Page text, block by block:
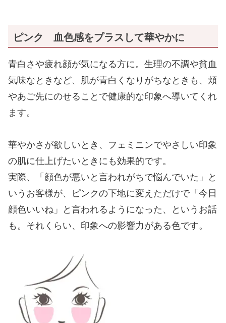
ピンク 血色感をプラスして華やかに
青白さや疲れ顔が気になる方に。生理の不調や貧血
気味なときなど、肌が青白くなりがちなときも、頬
やあご先にのせることで健康的な印象へ導いてくれ
ます。
華やかさが欲しいとき、フェミニンでやさしい印象
の肌に仕上げたいときにも効果的です。
実際、「顔色が悪いと言われがちで悩んでいた」と
いうお客様が、ピンクの下地に変えただけで「今日
顔色いいね」と言われるようになった、というお話
も。それくらい、印象への影響力がある色です。